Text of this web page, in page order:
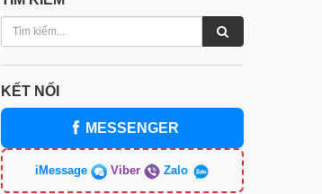
KẾT NỐI
MESSENGER
iMessage Viber Zalo